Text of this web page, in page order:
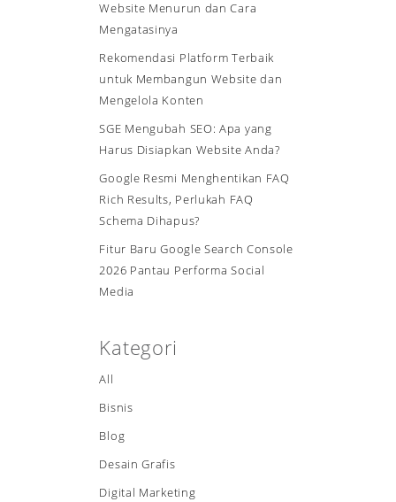
Website Menurun dan Cara
Mengatasinya
Rekomendasi Platform Terbaik
untuk Membangun Website dan
Mengelola Konten
SGE Mengubah SEO: Apa yang
Harus Disiapkan Website Anda?
Google Resmi Menghentikan FAQ
Rich Results, Perlukah FAQ
Schema Dihapus?
Fitur Baru Google Search Console
2026 Pantau Performa Social
Media
Kategori
All
Bisnis
Blog
Desain Grafis
Digital Marketing